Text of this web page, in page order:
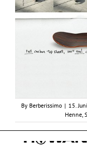
By Berberissimo | 15.
Henne